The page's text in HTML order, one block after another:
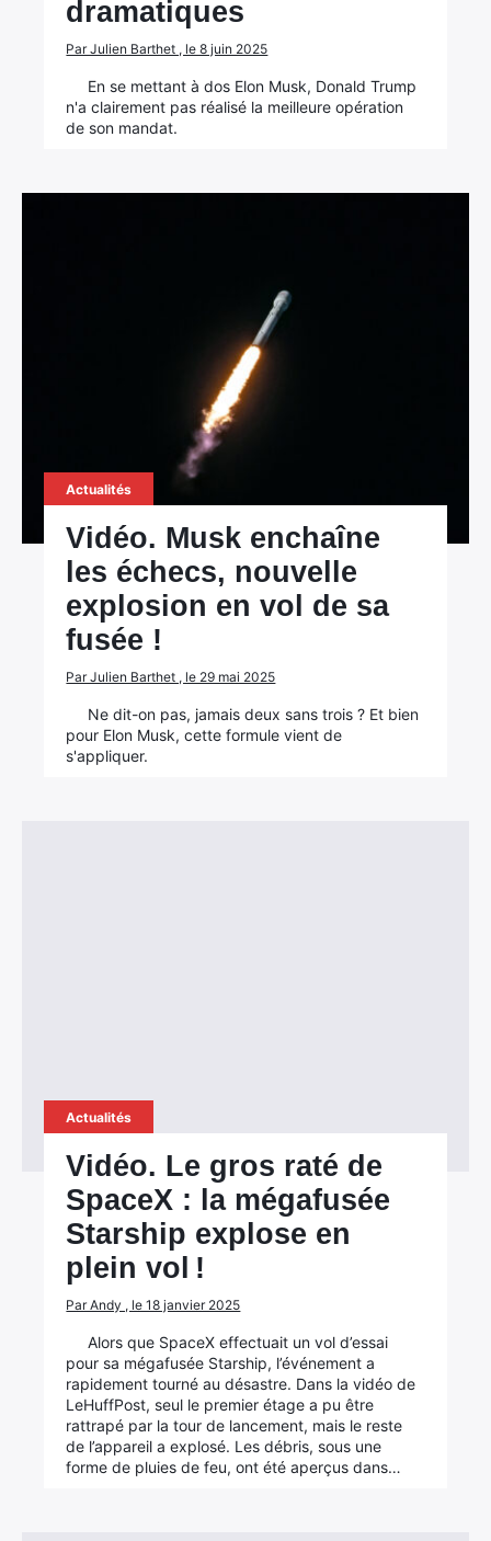
dramatiques
Par Julien Barthet , le 8 juin 2025
En se mettant à dos Elon Musk, Donald Trump
n'a clairement pas réalisé la meilleure opération
de son mandat.
Actualités
Vidéo. Musk enchaîne
les échecs, nouvelle
explosion en vol de sa
fusée !
Par Julien Barthet , le 29 mai 2025
Ne dit-on pas, jamais deux sans trois ? Et bien
pour Elon Musk, cette formule vient de
s'appliquer.
Actualités
Vidéo. Le gros raté de
SpaceX : la mégafusée
Starship explose en
plein vol !
Par Andy , le 18 janvier 2025
Alors que SpaceX effectuait un vol d’essai
pour sa mégafusée Starship, l’événement a
rapidement tourné au désastre. Dans la vidéo de
LeHuffPost, seul le premier étage a pu être
rattrapé par la tour de lancement, mais le reste
de l’appareil a explosé. Les débris, sous une
forme de pluies de feu, ont été aperçus dans…